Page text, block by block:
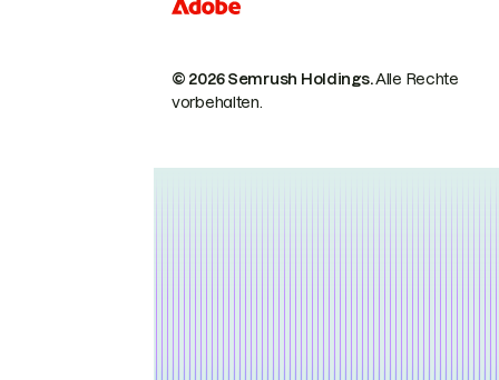
© 2026 Semrush Holdings.Alle Rechte
vorbehalten.